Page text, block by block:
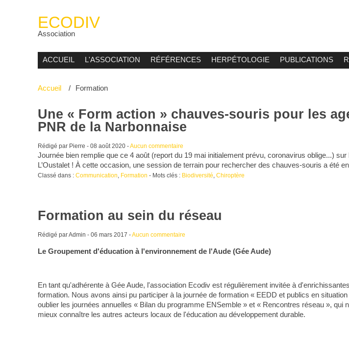
ECODIV
Association
ACCUEIL L'ASSOCIATION RÉFÉRENCES HERPÉTOLOGIE PUBLICATIONS
Accueil Formation
Une « Form action » chauves-souris pour les
PNR de la Narbonnaise
Rédigé par Pierre - 08 août 2020-Aucun commentaire
Journée bien remplie que ce 4 août (report du 19 mai initialement prévu, coronavirus oblige...) sur
L’Oustalet ! À cette occasion, une session de terrain pour rechercher des chauves-souris a été
Classé dans : Communication Formation - Mots clés : Biodiversité Chiroptère
Formation au sein du réseau
Rédigé par Admin - 06 mars 2017 -Aucun commentaire
Le Groupement d'éducation à l'environnement de l'Aude (Gée Aude)
En tant qu'adhérente à Gée Aude, l'association Ecodiv est régulièrement invitée à
formation. Nous avons ainsi pu participer à la journée de formation « EEDD et publics en
oublier les journées annuelles « Bilan du programme ENSemble » et « Rencontres réseau », qui
mieux connaître les autres acteurs locaux de l'éducation au développement durable.